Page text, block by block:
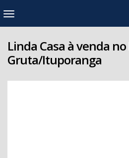
Linda Casa à venda
Gruta/Ituporanga